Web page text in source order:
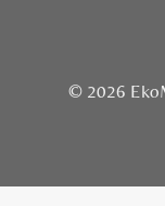
© 2026